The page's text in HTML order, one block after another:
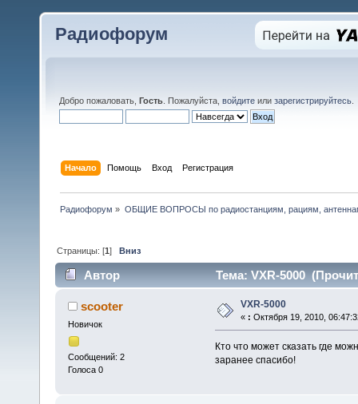
Радиофорум
Добро пожаловать, Гость . Пожалуйста, войдите или зарегистрируйтесь
Начало Помощь Вход Регистрация
Радиофорум » ОБЩИЕ ВОПРОСЫ по радиостанциям, рациям,
Страницы: [1]Вниз
Автор Тема: VXR-5000
scooter
Новичок
Сообщений: 2
Голоса 0
VXR-5000
« : Октября 19, 2010,
Кто что может сказать где
заранее спасибо!